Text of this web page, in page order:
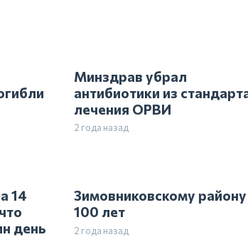
Минздрав убрал
антибиотики из
лечения ОРВИ
2 года назад
14
день
Зимовниковскому
100 лет
2 года назад